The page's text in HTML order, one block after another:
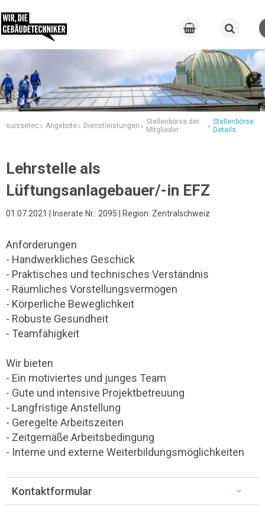
suissetec Angebote Dienstleistungen
Stellenbörse der
Mitglieder
Stellenbörse
Details
Lehrstelle als
Lüftungsanlagebauer/-in EFZ
01.07.2021 | Inserate Nr.: 2095 | Region: Zentralschweiz
Anforderungen
- Handwerkliches Geschick
- Praktisches und technisches Verständnis
- Räumliches Vorstellungsvermögen
- Körperliche Beweglichkeit
- Robuste Gesundheit
- Teamfähigkeit
Wir bieten
- Ein motiviertes und junges Team
- Gute und intensive Projektbetreuung
- Langfristige Anstellung
- Geregelte Arbeitszeiten
- Zeitgemäße Arbeitsbedingung
- Interne und externe Weiterbildungsmöglichkeiten
Kontaktformular